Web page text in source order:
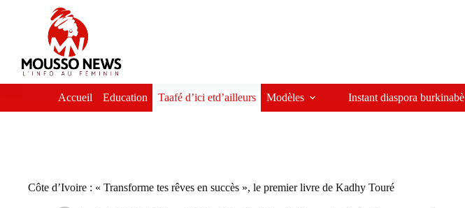
Accueil Education Taafé d’ici etd’ailleurs Modèles Instant diaspora burkinabè
Côte d’Ivoire : « Transforme tes rêves en succès », le premier livre de Kadhy Touré